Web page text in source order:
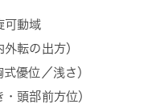
可動域
転の出方）
優位／浅さ）
頭部前方位）